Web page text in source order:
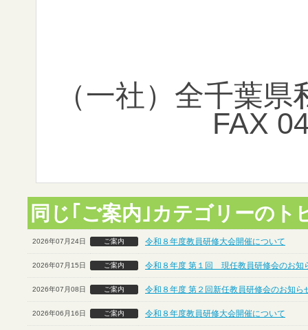
（一社）全千葉
FAX
同じ｢ご案内｣カテゴリーのト
2026年07月24日 ご案内 令和８年度教員研修大会開催について
2026年07月15日 ご案内 令和８年度 第１回 現任教員研修会のお知
2026年07月08日 ご案内 令和８年度 第２回新任教員研修会のお知ら
2026年06月16日 ご案内 令和８年度教員研修大会開催について